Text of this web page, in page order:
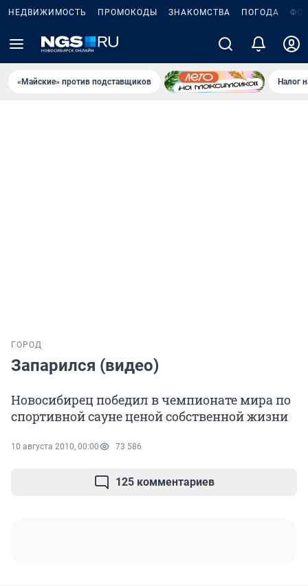
НЕДВИЖИМОСТЬ ПРОМОКОДЫ ЗНАКОМСТВА ПОГОДА
«Майские» против подставщиков Налог
ГОРОД
Запарился (видео)
Новосибирец победил в чемпионате мира по
спортивной сауне ценой собственной жизни
10 августа 2010, 00:00 73 586
125 комментариев